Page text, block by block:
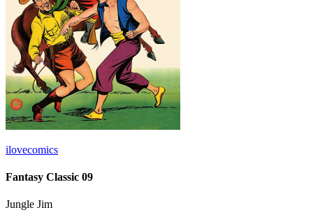
ilovecomics
Fantasy Classic 09
Jungle Jim